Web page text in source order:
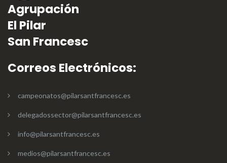
Agrupación
El Pilar
San Francesc
Correos Electrónicos:
campeonatos@pilarsantfrancesc.es
delegadossector@pilarsantfrancesc.es
info@pilarsantfrancesc.es
medios@pilarsantfrancesc.es